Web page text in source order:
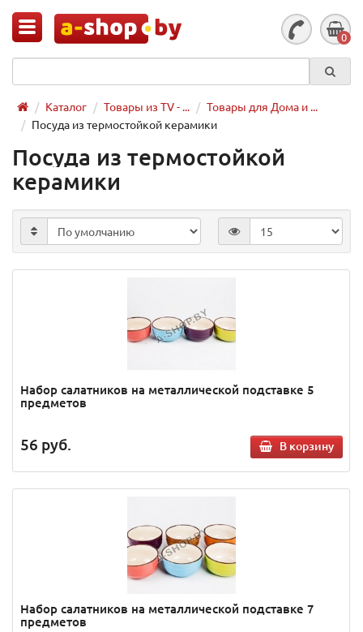
0
Каталог Товары из TV - ...
Товары для Дома и ...
Посуда из термостойкой керамики
Посуда из термостойкой
керамики
Набор салатников на металлической подставке 5
предметов
56 руб. В корзину
Набор салатников на металлической подставке 7
предметов